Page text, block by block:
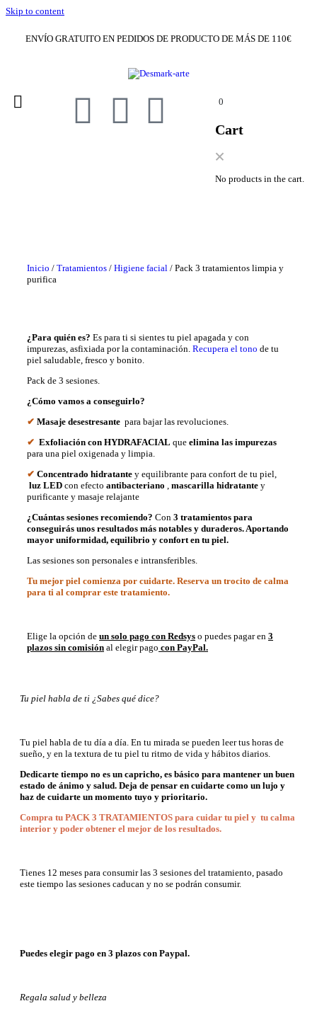
Skip to content
ENVÍO GRATUITO EN PEDIDOS DE PRODUCTO DE MÁS DE 110€
0
Cart
No products in the cart.
Inicio / Tratamientos / Higiene facial / Pack 3 tratamientos limpia y
purifica
¿Para quién es? Es para ti si sientes tu piel apagada y con
impurezas, asfixiada por la contaminación. Recupera el tono de tu
piel saludable, fresco y bonito.
Pack de 3 sesiones.
¿Cómo vamos a conseguirlo?
✔ Masaje desestresante para bajar las revoluciones.
✔ Exfoliación con HYDRAFACIAL que elimina las impurezas
para una piel oxigenada y limpia.
✔ Concentrado hidratante y equilibrante para confort de tu piel,
luz LED con efecto antibacteriano , mascarilla hidratante y
purificante y masaje relajante
¿Cuántas sesiones recomiendo? Con 3 tratamientos para
conseguirás unos resultados más notables y duraderos. Aportando
mayor uniformidad, equilibrio y confort en tu piel.
Las sesiones son personales e intransferibles.
Tu mejor piel comienza por cuidarte. Reserva un trocito de calma
para ti al comprar este tratamiento.
Elige la opción de un solo pago con Redsys o puedes pagar en 3
plazos sin comisión al elegir pago con PayPal.
Tu piel habla de ti ¿Sabes qué dice?
Tu piel habla de tu día a día. En tu mirada se pueden leer tus horas de
sueño, y en la textura de tu piel tu ritmo de vida y hábitos diarios.
Dedicarte tiempo no es un capricho, es básico para mantener un buen
estado de ánimo y salud. Deja de pensar en cuidarte como un lujo y
haz de cuidarte un momento tuyo y prioritario.
Compra tu PACK 3 TRATAMIENTOS para cuidar tu piel y tu calma
interior y poder obtener el mejor de los resultados.
Tienes 12 meses para consumir las 3 sesiones del tratamiento, pasado
este tiempo las sesiones caducan y no se podrán consumir.
Puedes elegir pago en 3 plazos con Paypal.
Regala salud y belleza